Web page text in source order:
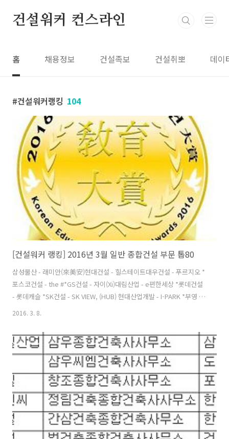
건설워커 컨스라인
홈 채용정보 건설족보 건설취뽀 데이
건설워커랭킹 104
[건설워커 랭킹] 2016년 3월 일반 종합건설 부문 톱80
삼성물산 - 래미안(來美安)현대건설 - 힐스테이트대우건설 - 푸르지오 *
포스코건설 - the #*GS건설 - 자이(Xi)대림산업 - e편한세상 *롯데건설
- 롯데캐슬 *SK건설 - SK VIEW, (HUB) 현대산업개발 - I-PARK *부영 -
e-그린타운 *호반건설 - 베르디움 *두산건설 - 두산위브(We've)한화건
플랜트,토목공사쌍용건설 - 쌍용 예가 *코오롱글로벌 - 하늘채한양 - 수
자인케이씨씨건설 - 스위첸 *한신공영 - 한신休플러스한라 - 한라비발디
한진중공업 - 해모로 *태영건설 - 데시앙서희건설 - 스타힐스우미건설 -
우미 린 *효성 - 백년家약신세계건설 - 쉐덴서브원 - 일반환경,건축 *삼
호(W) - e편한세상 *동..
2016. 3. 8.